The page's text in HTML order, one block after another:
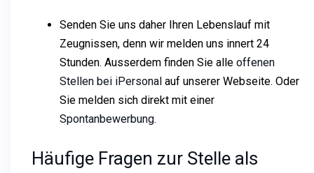
Senden Sie uns daher Ihren Lebenslauf mit
Zeugnissen, denn wir melden uns innert 24
Stunden. Ausserdem finden Sie alle offenen
Stellen bei iPersonal auf unserer Webseite. Oder
Sie melden sich direkt mit einer
Spontanbewerbung.
Häufige Fragen zur Stelle als